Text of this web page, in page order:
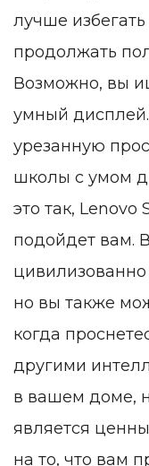
лучше
продолжать
Возможно, вы
умный
урезанную
школы с умом
это так, Lenovo
подойдет вам.
но вы также
когда
другими
в вашем доме,
является
на то, что вам